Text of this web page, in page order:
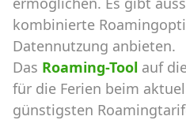
kombinierte
Datennutzung anbieten.
Das Roaming-Tool auf
für die Ferien beim
günstigsten